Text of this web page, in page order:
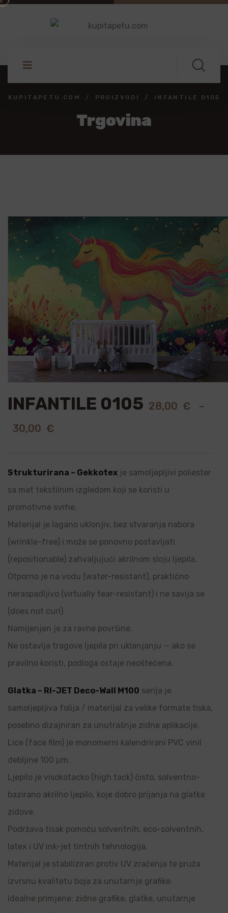
KUPITAPETU.COM PROIZVODI INFANTILE 0105
Trgovina
INFANTILE 0105 28,00 €
–
30,00 €
Strukturirana – Gekkotex je samoljepljivi poliester
sa mat tekstilnim izgledom koji se koristi u
promotivne svrhe.
Materijal je lagano uklonjiv, bez stvaranja nabora
(wrinkle-free) i može se ponovno postavljati
(repositionable) zahvaljujući akrilnom sloju ljepila.
Otporno je na vodu (water-resistant), praktično
neraspadljivo (virtually tear-resistant) i ne savija se
(does not curl).
Namijenjen je za ravne površine.
Ne ostavlja tragove ljepila pri uklanjanju — ako se
pravilno koristi, podloga ostaje neoštećena.
Glatka – RI-JET Deco-Wall M100 serija je
samoljepljiva folija / materijal za velike formate tiska,
posebno dizajniran za unutrašnje zidne aplikacije.
Lice (face film) je monomerni kalendrirani PVC vinil
debljine 100 µm.
Ljepilo je visokotacko (high tack) čisto, solventno-
bazirano akrilno ljepilo, koje dobro prijanja na glatke
zidove.
Podržava tisak pomoću solventnih, eco-solventnih,
latex i UV ink-jet tintnih tehnologija.
Materijal je stabiliziran protiv UV zračenja te pruža
izvrsnu kvalitetu boja za unutarnje grafike.
Idealne primjene: zidne grafike, glatke, unutarnje